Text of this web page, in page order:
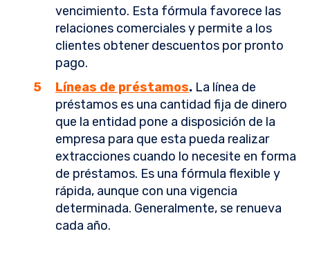
vencimiento. Esta fórmula favorece las
relaciones comerciales y permite a los
clientes obtener descuentos por pronto
pago.
Líneas de préstamos. La línea de
préstamos es una cantidad fija de dinero
que la entidad pone a disposición de la
empresa para que esta pueda realizar
extracciones cuando lo necesite en forma
de préstamos. Es una fórmula flexible y
rápida, aunque con una vigencia
determinada. Generalmente, se renueva
cada año.